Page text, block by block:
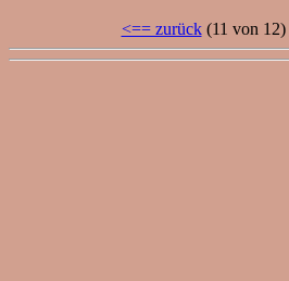
<== zurück(11 von 12)